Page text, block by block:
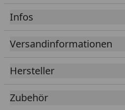
und einem Stecker geliefert.
nicht ausgetauscht werden.
und Kunststoff. Der Spot hat
x B).
Für die Montage werden
oder 150 Watt) und eines
Der 24 Watt Trafo dient zum
Infos
Versandinformationen
Hersteller
Zubehör